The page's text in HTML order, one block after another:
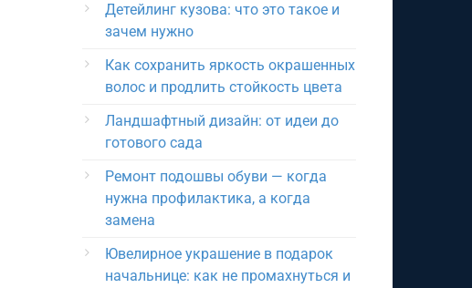
Детейлинг кузова: что это такое и
зачем нужно
Как сохранить яркость окрашенных
волос и продлить стойкость цвета
Ландшафтный дизайн: от идеи до
готового сада
Ремонт подошвы обуви — когда
нужна профилактика, а когда
замена
Ювелирное украшение в подарок
начальнице: как не промахнуться и